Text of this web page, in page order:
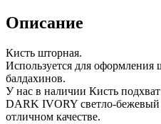
Описание
Кисть шторная.
Используется для оформления
балдахинов.
У нас в наличии Кисть
DARK IVORY светло-бежевый
отличном качестве.